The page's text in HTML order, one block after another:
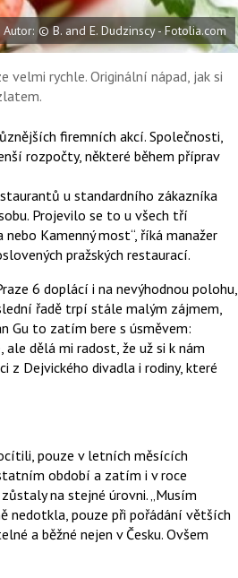
Autor: © B. and E. Dudzinscy - Fotolia.com
rychle. Originální nápad, jak si
firemních akcí. Společnosti,
rozpočty, některé během příprav
u standardního zákazníka
Projevilo se to u všech tří
Kamenný most“, říká manažer
pražských restaurací.
6 doplácí i na nevýhodnou polohu,
řadě trpí stále malým zájmem,
Gu to zatím bere s úsměvem:
dělá mi radost, že už si k nám
z Dejvického divadla i rodiny, které
pouze v letních měsících
období a zatím i v roce
na stejné úrovni. „Musím
nedotkla, pouze při pořádání větších
a běžné nejen v Česku. Ovšem